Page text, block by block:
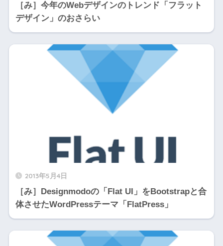
［み］今年のWebデザインのトレンド「フラット
デザイン」のおさらい
2013年5月4日
［み］Designmodoの「Flat UI」をBootstrapと合
体させたWordPressテーマ「FlatPress」